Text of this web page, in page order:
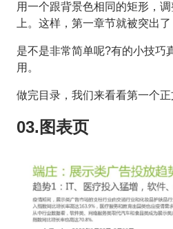
用一个跟背景色相同的矩形，
上。这样，第一章节就被突出
是不是非常简单呢?有的小技巧
用。
做完目录，我们来看看第一个正
03.图表页